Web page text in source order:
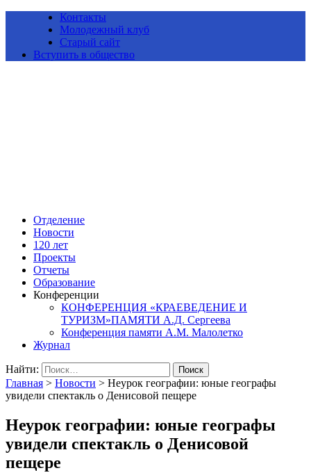
Контакты
Молодежный клуб
Старый сайт
Вступить в общество
Отделение
Новости
120 лет
Проекты
Отчеты
Образование
Конференции
КОНФЕРЕНЦИЯ «КРАЕВЕДЕНИЕ И
ТУРИЗМ»ПАМЯТИ А.Д. Сергеева
Конференция памяти А.М. Малолетко
Журнал
Найти:
Главная > Новости > Неурок географии: юные географы
увидели спектакль о Денисовой пещере
Неурок географии: юные географы
увидели спектакль о Денисовой
пещере